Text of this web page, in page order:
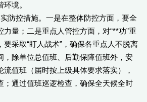
境。
控措施。一是在整体防控方面，要全
量；二是重点人管控方面，对“**功”重
要采取“盯人战术”，确保各重点人不脱离
，除单位总值班、后勤保障值班外，安
值班（届时按上级具体要求落实），
；通过值班巡逻检查，确保全天候全时